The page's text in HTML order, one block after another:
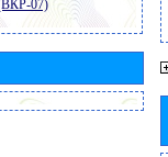
(ВКР-07)